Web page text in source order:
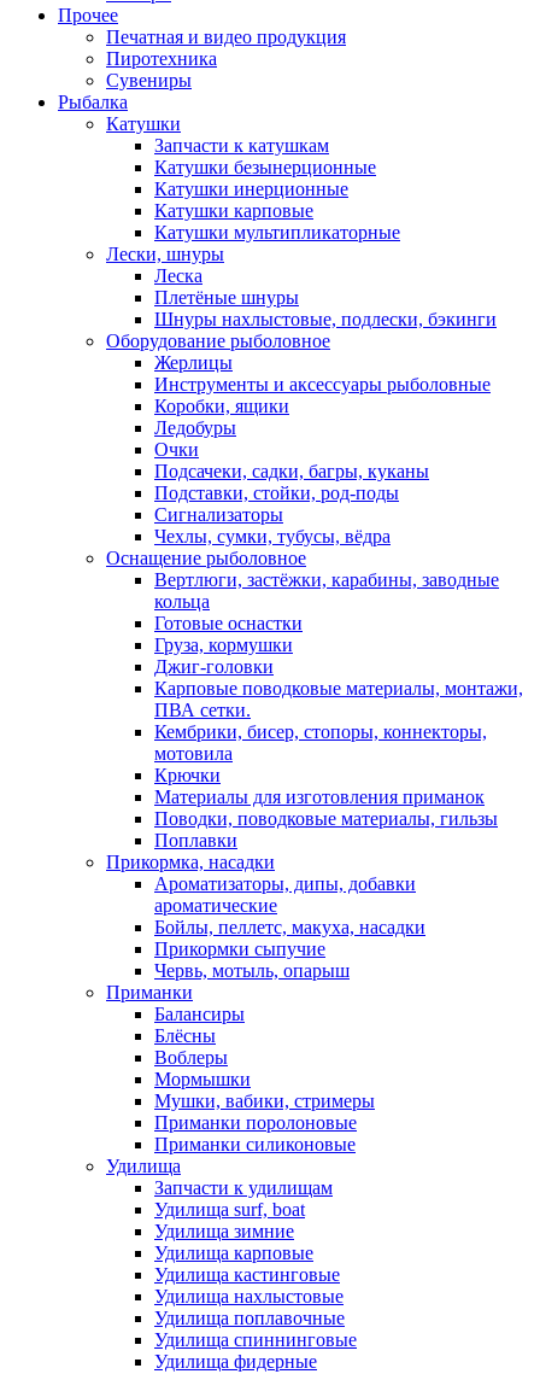
Прочее
Печатная и видео продукция
Пиротехника
Сувениры
Рыбалка
Катушки
Запчасти к катушкам
Катушки безынерционные
Катушки инерционные
Катушки карповые
Катушки мультипликаторные
Лески, шнуры
Леска
Плетёные шнуры
Шнуры нахлыстовые, подлески, бэкинги
Оборудование рыболовное
Жерлицы
Инструменты и аксессуары рыболовные
Коробки, ящики
Ледобуры
Очки
Подсачеки, садки, багры, куканы
Подставки, стойки, род-поды
Сигнализаторы
Чехлы, сумки, тубусы, вёдра
Оснащение рыболовное
Вертлюги, застёжки, карабины, заводные
кольца
Готовые оснастки
Груза, кормушки
Джиг-головки
Карповые поводковые материалы, монтажи,
ПВА сетки.
Кембрики, бисер, стопоры, коннекторы,
мотовила
Крючки
Материалы для изготовления приманок
Поводки, поводковые материалы, гильзы
Поплавки
Прикормка, насадки
Ароматизаторы, дипы, добавки
ароматические
Бойлы, пеллетс, макуха, насадки
Прикормки сыпучие
Червь, мотыль, опарыш
Приманки
Балансиры
Блёсны
Воблеры
Мормышки
Мушки, вабики, стримеры
Приманки поролоновые
Приманки силиконовые
Удилища
Запчасти к удилищам
Удилища surf, boat
Удилища зимние
Удилища карповые
Удилища кастинговые
Удилища нахлыстовые
Удилища поплавочные
Удилища спиннинговые
Удилища фидерные